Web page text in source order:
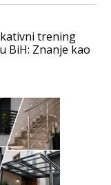
trening
BiH: Znanje kao